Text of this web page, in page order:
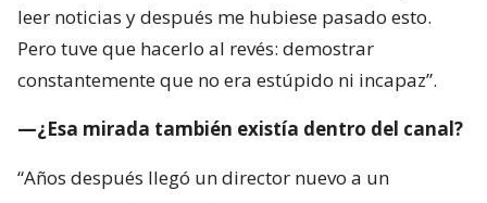
leer noticias y después me hubiese pasado esto.
Pero tuve que hacerlo al revés: demostrar
constantemente que no era estúpido ni incapaz”.
—¿Esa mirada también existía dentro del canal?
“Años después llegó un director nuevo a un